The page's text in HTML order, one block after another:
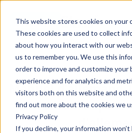
This website stores cookies on your
These cookies are used to collect
about how you interact with our
us to remember you. We use this
order to improve and customize your
experience and for analytics and
visitors both on this website and
find out more about the cookies we
Privacy Policy
If you decline, your information
SMARTCLASS
SMARTCLASS?
Manuel d'allemand
ressource pour